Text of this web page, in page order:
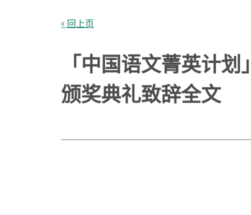
< 回上页
「中国语文菁英计
颁奖典礼致辞全文